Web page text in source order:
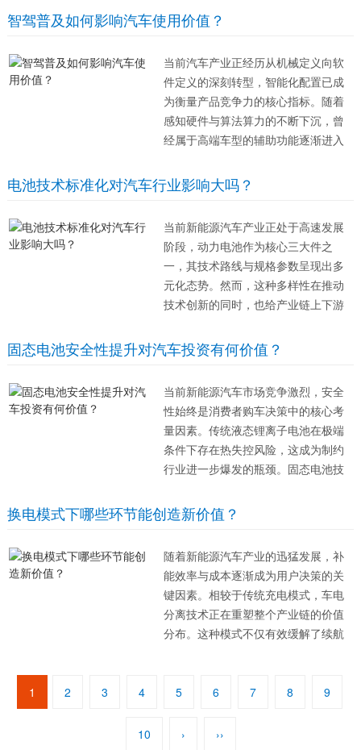
仅关系到短期销量，更影响长期的品
牌根基与盈利能力。 东南亚地区因其
力，成为...
智驾普及如何影响汽车使用价值？
当前汽车产业正经历从机械定义向软
件定义的深刻转型，智能化配置已成
为衡量产品竞争力的核心指标。随着
感知硬件与算法算力的不断下沉，曾
经属于高端车型的辅助功能逐渐进入
辆价值的认知体系。智能驾驶系统不
再仅仅是锦上添花的点缀，而是直接
关键因素，其...
电池技术标准化对汽车行业影响大吗？
当前新能源汽车产业正处于高速发展
阶段，动力电池作为核心三大件之
一，其技术路线与规格参数呈现出多
元化态势。然而，这种多样性在推动
技术创新的同时，也给产业链上下游
标准化，已成为行业内部讨论的焦点
议题，直接关系到制造效率、基础设
产制造角度...
固态电池安全性提升对汽车投资有何价值？
当前新能源汽车市场竞争激烈，安全
性始终是消费者购车决策中的核心考
量因素。传统液态锂离子电池在极端
条件下存在热失控风险，这成为制约
行业进一步爆发的瓶颈。固态电池技
易燃的有机电解液，从根本上降低了
起火爆炸的概率。这种技术革新不仅
上下游带来了...
换电模式下哪些环节能创造新价值？
随着新能源汽车产业的迅猛发展，补
能效率与成本逐渐成为用户决策的关
键因素。相较于传统充电模式，车电
分离技术正在重塑整个产业链的价值
分布。这种模式不仅有效缓解了续航
了多元化的盈利机会。 在电池资产管
池使用寿...
1 2 3 4 5 6 7 8 9
10 › ››